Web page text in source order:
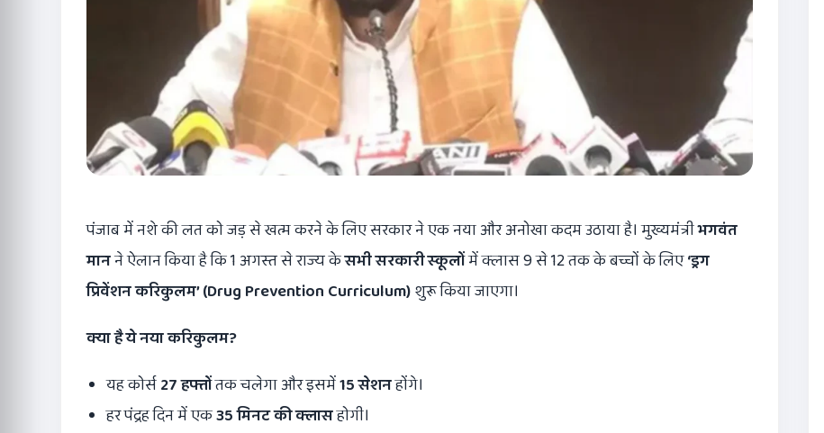
पंजाब में नशे की लत को जड़ से खत्म करने के लिए सरकार ने एक नया और अनोखा कदम उठाया है। मुख्यमंत्रीभगवंत
मानने ऐलान किया है कि 1 अगस्त से राज्य केसभी सरकारी स्कूलोंमें क्लास 9 से 12 तक के बच्चों के लिए‘ड्रग
प्रिवेंशन करिकुलम’ (Drug Prevention Curriculum)शुरू किया जाएगा।
क्या है ये नया करिकुलम?
यह कोर्स27हफ्तोंतक चलेगा और इसमें15सेशनहोंगे।
हर पंद्रह दिन में एक35मिनट की क्लासहोगी।